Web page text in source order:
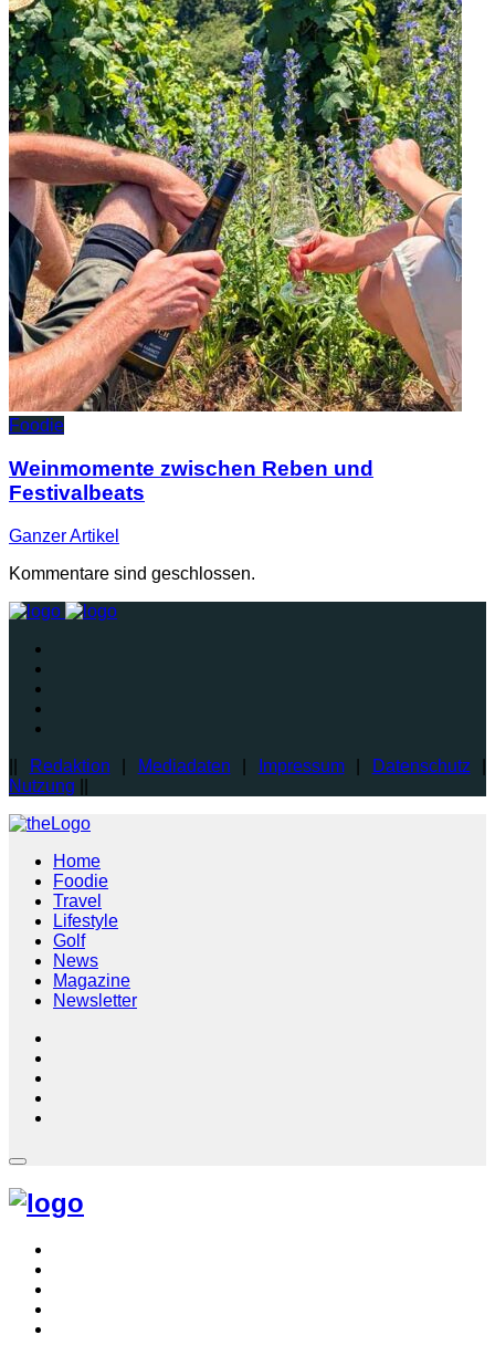
Foodie
Weinmomente zwischen Reben und
Festivalbeats
GanzerArtikel
Kommentare sind geschlossen.
Redaktion Mediadaten Impressum| Datenschutz
Nutzung
Home
Foodie
Travel
Lifestyle
Golf
News
Magazine
Newsletter